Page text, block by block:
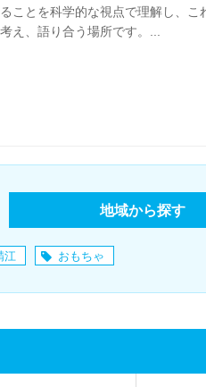
ことを科学的な視点で理解し、こ
え、語り合う場所です。...
地域から探す
江 おもちゃ